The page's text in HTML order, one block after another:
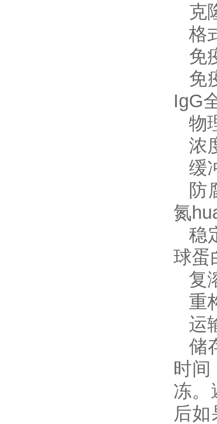
克
格
免
免
IgG
物
浓
缓
防
氮
稳
球蛋
复
重
运
储
时间
冻。
后